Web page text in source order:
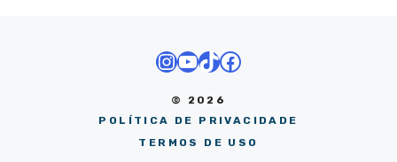
Instagram
Youtube
TikTok
Facebook
© 2026
POLÍTICA DE PRIVACIDADE
TERMOS DE USO